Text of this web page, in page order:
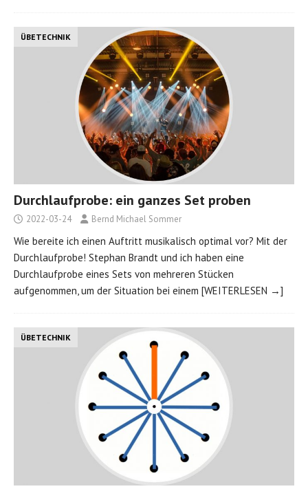
ÜBETECHNIK
Durchlaufprobe: ein ganzes Set proben
2022-03-24 Bernd Michael Sommer
Wie bereite ich einen Auftritt musikalisch optimal vor? Mit der
Durchlaufprobe! Stephan Brandt und ich haben eine
Durchlaufprobe eines Sets von mehreren Stücken
aufgenommen, um der Situation bei einem [WEITERLESEN →]
ÜBETECHNIK